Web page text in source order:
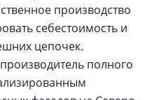
производство
себестоимость и
цепочек.
полного